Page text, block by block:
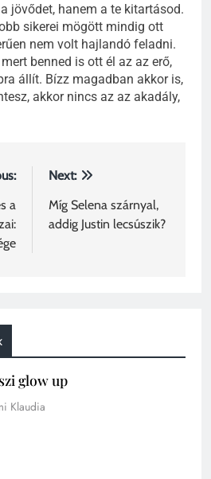
jövődet, hanem a te kitartásod.
sikerei mögött mindig ott
nem volt hajlandó feladni.
benned is ott él az az erő,
állít. Bízz magadban akkor is,
akkor nincs az az akadály,
a
Next:
Míg Selena szárnyal,
addig Justin lecsúszik?
glow up
Klaudia